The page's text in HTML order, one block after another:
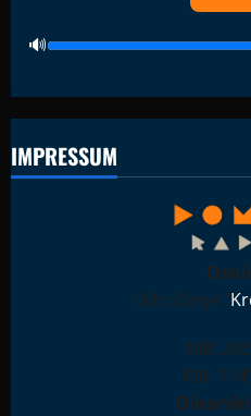
IMPRESSUM
Udruženje "
MB:
PIB: